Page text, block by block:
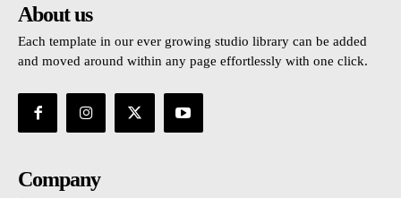
About us
Each template in our ever growing studio library can be added
and moved around within any page effortlessly with one click.
Company